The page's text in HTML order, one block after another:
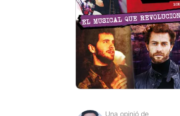
Una opinió de